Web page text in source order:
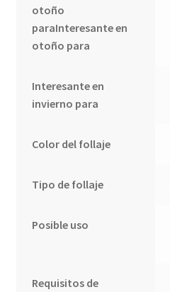
otoño
paraInteresante en
otoño para
Interesante en
invierno para
Color del follaje
Tipo de follaje
Posible uso
Requisitos de